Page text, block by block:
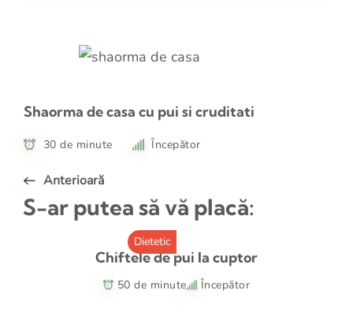
Shaorma de casa cu pui si cruditati
30 de minute Începător
Anterioară
S-ar putea să vă placă:
Dietetic
Chiftele de pui la cuptor
50 de minute Începător